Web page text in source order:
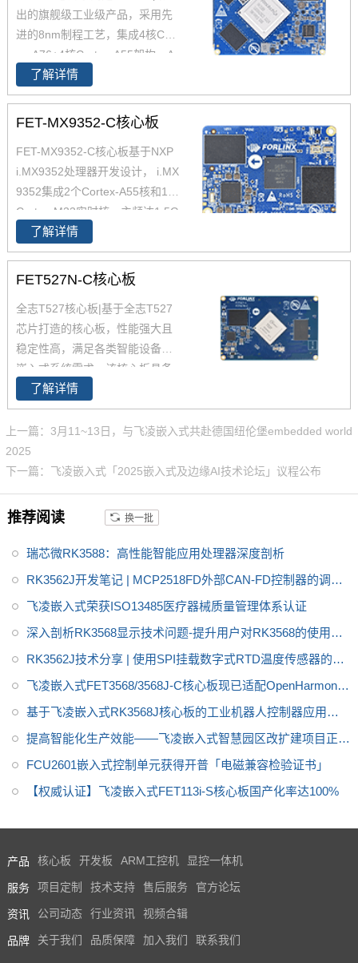
4 AM6231 AM6232三款芯片为
您带来灵活的成本组合方案，AM
如人机界面(HMI)、工业计算机、
边缘计算、零售自动化、充电桩
控制单元(TCU)、医疗设备等。
出的旗舰级工业级产品，采用先
进的8nm制程工艺，集成4核Cort
ex-A76+4核Cortex-A55架构，A
76主频高达2.4GHz，A55核主频
高达1.8GHz，能够提供强大的性
能支撑。飞凌FET3588-C核心板
力测试，确保在高端应用中能够
稳定运行。您可以通过飞凌提供
的rk3588开发套件充分评估和验
了解详情
FET-MX9352-C核心板
FET-MX9352-C核心板基于NXP
i.MX9352处理器开发设计， i.MX
9352集成2个Cortex-A55核和1个
Cortex-M33实时核，主频达1.5G
Hz， 原生支持8路UART、2路Et
hernet(含1路TSN)、2路USB 2.
0、2路CAN-FD总线等常用接
证的 i.MX 6和i.MX 8基础上进行
了升级，集成NPU 可加速边缘机
器学习应用，i.MX9352核心板体
中。
了解详情
FET527N-C核心板
全志T527核心板|基于全志T527
芯片打造的核心板，性能强大且
稳定性高，满足各类智能设备和
嵌入式系统需求。该核心板具备
出色的低功耗表现，可广泛应用
于物联网、工业控制等领域。T5
27核心板以其卓越的计算能力和
扩展性，为您的项目提供可靠的
技术支持。无论您是从事产品开
板，都能让您的产品在市场上脱
颖而出。如需了解更多产品详
情、技术参数及应用案例，请访
了解详情
上一篇：3月11~13日，与飞凌嵌入式共赴德国纽伦堡embedded world
2025
下一篇：飞凌嵌入式「2025嵌入式及边缘AI技术论坛」议程公布
推荐阅读 换一批
瑞芯微RK3588：高性能智能应用处理器深度剖析
RK3562J开发笔记 | MCP2518FD外部CAN-FD控制器的调试
方法
飞凌嵌入式荣获ISO13485医疗器械质量管理体系认证
深入剖析RK3568显示技术问题-提升用户对RK3568的使用体
验
RK3562J技术分享 | 使用SPI挂载数字式RTD温度传感器的方
法
飞凌嵌入式FET3568/3568J-C核心板现已适配OpenHarmony
4.1
基于飞凌嵌入式RK3568J核心板的工业机器人控制器应用方
案
提高智能化生产效能——飞凌嵌入式智慧园区改扩建项目正式
启动
FCU2601嵌入式控制单元获得开普「电磁兼容检验证书」
【权威认证】飞凌嵌入式FET113i-S核心板国产化率达100%
产品 核心板 开发板 ARM工控机 显控一体机
服务 项目定制 技术支持 售后服务 官方论坛
资讯 公司动态 行业资讯 视频合辑
品牌 关于我们 品质保障 加入我们 联系我们